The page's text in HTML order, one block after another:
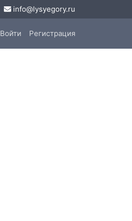
info@lysyegory.ru
Войти Регистрация